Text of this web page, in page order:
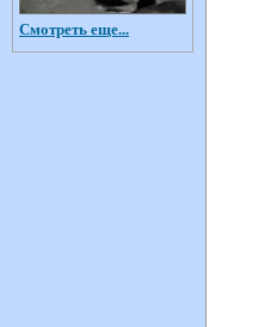
Смотреть еще...